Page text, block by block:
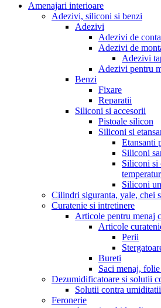
Amenajari interioare
Adezivi, siliconi si benzi
Adezivi
Adezivi de
Adezivi de
Adezivi
Adezivi pentru
Benzi
Fixare
Reparatii
Siliconi si accesorii
Pistoale silicon
Siliconi si
Etansanti
Siliconi
Siliconi si
Siliconi
Cilindri siguranta, yale, chei
Curatenie si intretinere
Articole pentru menaj
Articole
Perii
Bureti
Saci menaj,
Dezumidificatoare si solutii
Solutii contra umiditatii
Feronerie